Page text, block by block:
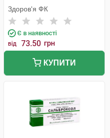
Здоров'я ФК
Є в наявності
від 73.50 грн
КУПИТИ